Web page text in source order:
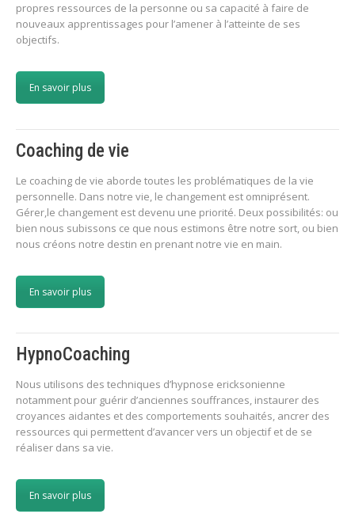
propres ressources de la personne ou sa capacité à faire de
nouveaux apprentissages pour l’amener à l’atteinte de ses
objectifs.
En savoir plus
Coaching de vie
Le coaching de vie aborde toutes les problématiques de la vie
personnelle. Dans notre vie, le changement est omniprésent.
Gérer,le changement est devenu une priorité. Deux possibilités: ou
bien nous subissons ce que nous estimons être notre sort, ou bien
nous créons notre destin en prenant notre vie en main.
En savoir plus
HypnoCoaching
Nous utilisons des techniques d’hypnose ericksonienne
notamment pour guérir d’anciennes souffrances, instaurer des
croyances aidantes et des comportements souhaités, ancrer des
ressources qui permettent d’avancer vers un objectif et de se
réaliser dans sa vie.
En savoir plus